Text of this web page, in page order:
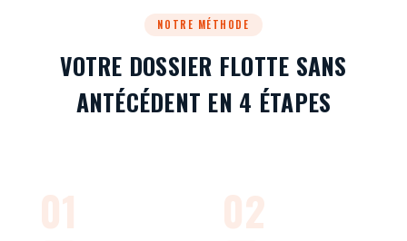
NOTRE MÉTHODE
VOTRE DOSSIER FLOTTE SANS
ANTÉCÉDENT EN 4 ÉTAPES
01 02